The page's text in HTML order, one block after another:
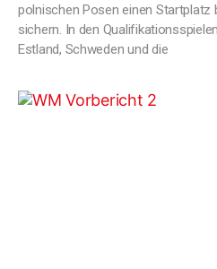
polnischen Posen einen
sichern. In den
Estland, Schweden und die